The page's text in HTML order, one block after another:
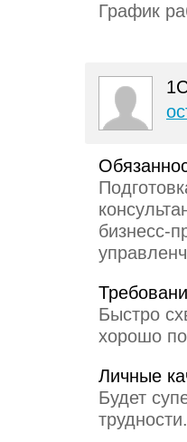
График
бизнесс-
Быстро
хорошо
Личные
Будет
трудности.